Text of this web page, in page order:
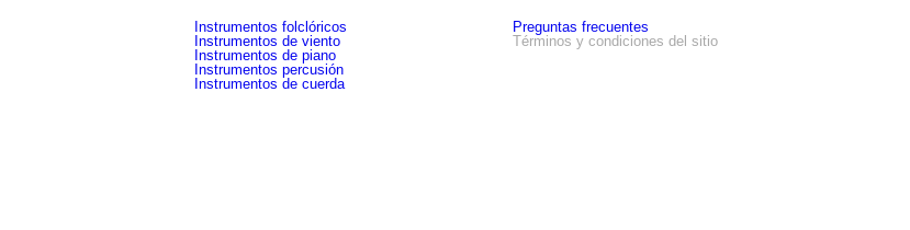
Instrumentos folclóricos
Instrumentos de viento
Instrumentos de piano
Instrumentos percusión
Instrumentos de cuerda
Preguntas frecuentes
Términos y condiciones del sitio